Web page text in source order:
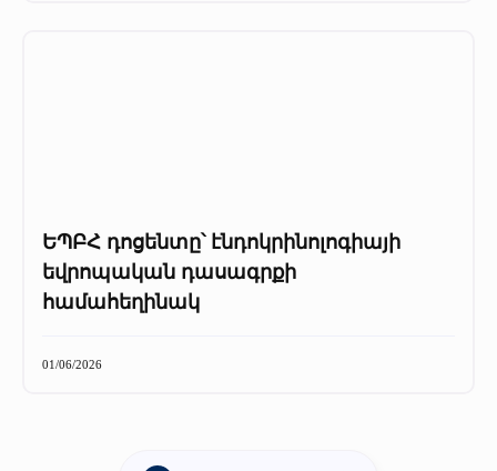
ԵՊԲՀ դոցենտը՝ էնդոկրինոլոգիայի
եվրոպական դասագրքի
համահեղինակ
01/06/2026